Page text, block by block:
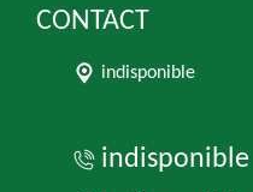
CONTACT
indisponible
indisponible